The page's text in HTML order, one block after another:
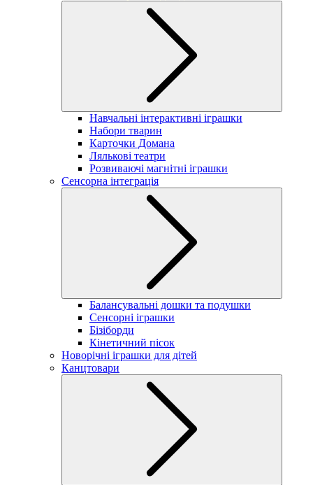
Навчальні інтерактивні іграшки
Набори тварин
Карточки Домана
Лялькові театри
Розвиваючі магнітні іграшки
Сенсорна інтеграція
Балансувальні дошки та подушки
Сенсорні іграшки
Бізіборди
Кінетичний пісок
Новорічні іграшки для дітей
Канцтовари